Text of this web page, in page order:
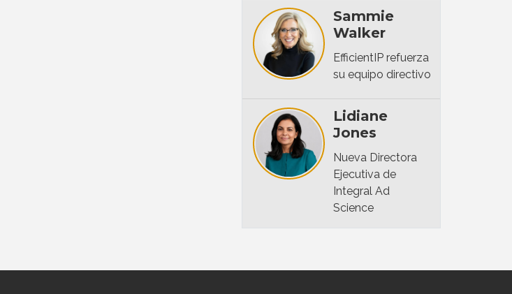
Sammie
Walker
EfficientIP refuerza
su equipo directivo
Lidiane
Jones
Nueva Directora
Ejecutiva de
Integral Ad
Science